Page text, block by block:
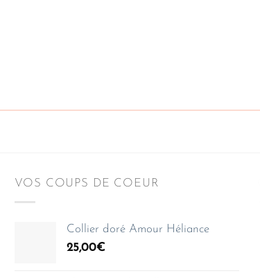
VOS COUPS DE COEUR
Collier doré Amour Héliance
25,00€